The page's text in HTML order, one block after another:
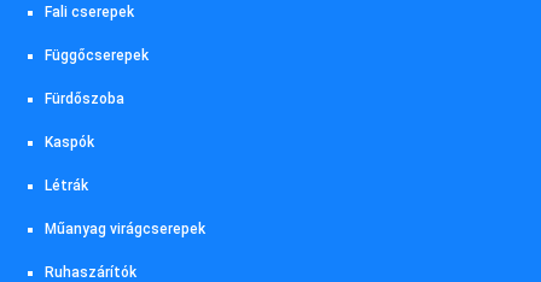
Fali cserepek
Függőcserepek
Fürdőszoba
Kaspók
Létrák
Műanyag virágcserepek
Ruhaszárítók